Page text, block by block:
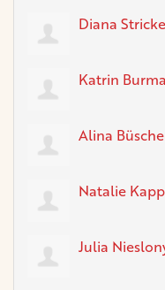
Diana
Katrin
Alina
Natalie
Julia